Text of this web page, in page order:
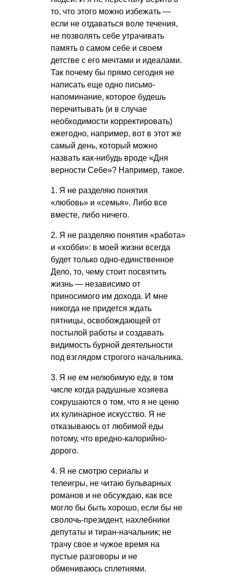
то, что этого можно избежать —
если не отдаваться воле течения,
не позволять себе утрачивать
память о самом себе и своем
детстве с его мечтами и идеалами.
Так почему бы прямо сегодня не
написать еще одно письмо-
напоминание, которое будешь
перечитывать (и в случае
необходимости корректировать)
ежегодно, например, вот в этот же
самый день, который можно
назвать как-нибудь вроде «Дня
верности Себе»? Например, такое.
1. Я не разделяю понятия
«любовь» и «семья». Либо все
вместе, либо ничего.
2. Я не разделяю понятия «работа»
и «хобби»: в моей жизни всегда
будет только одно-единственное
Дело, то, чему стоит посвятить
жизнь — независимо от
приносимого им дохода. И мне
никогда не придется ждать
пятницы, освобождающей от
постылой работы и создавать
видимость бурной деятельности
под взглядом строгого начальника.
3. Я не ем нелюбимую еду, в том
числе когда радушные хозяева
сокрушаются о том, что я не ценю
их кулинарное искусство. Я не
отказываюсь от любимой еды
потому, что вредно-калорийно-
дорого.
4. Я не смотрю сериалы и
телеигры, не читаю бульварных
романов и не обсуждаю, как все
могло бы быть хорошо, если бы не
сволочь-президент, нахлебники
депутаты и тиран-начальник; не
трачу свое и чужое время на
пустые разговоры и не
обмениваюсь сплетнями.